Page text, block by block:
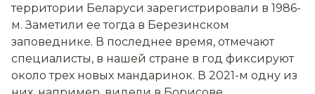
территории Беларуси зарегистрировали в 1986-
м. Заметили ее тогда в Березинском
заповеднике. В последнее время, отмечают
специалисты, в нашей стране в год фиксируют
около трех новых мандаринок. В 2021-м одну из